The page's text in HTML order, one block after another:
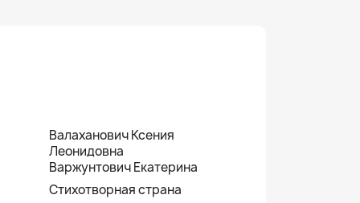
Валаханович Ксения
Леонидовна
Варжунтович Екатерина
Стихотворная страна